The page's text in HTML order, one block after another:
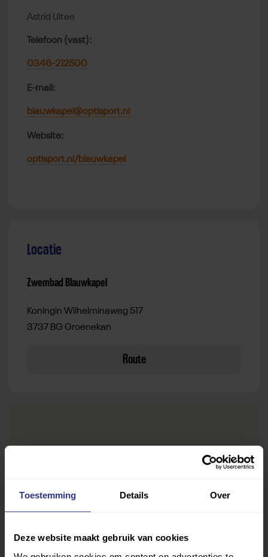
Toestemming Details Over
Deze website maakt gebruik van cookies
Astrid Ultee
Telefoon (vast):
0346-212500
E-mail:
blauwkapel@optisport.nl
Website:
optisport.nl/blauwkapel
Locatie
Zwembad Blauwkapel
Koningin Wilhelminaweg 517
3737 BG Groenekan
Route